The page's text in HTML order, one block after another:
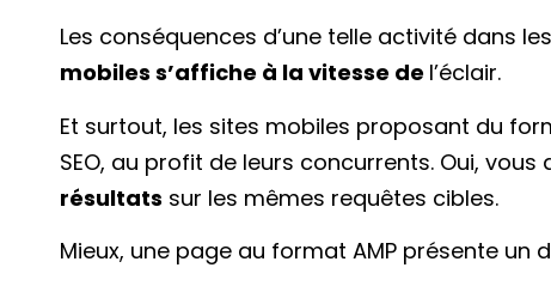
Les conséquences d’une telle activité dans
mobiles s’affiche à la vitesse de l’éclair.
Et surtout, les sites mobiles proposant du
SEO, au profit de leurs concurrents. Oui,
résultats sur les mêmes requêtes cibles.
Mieux, une page au format AMP présente